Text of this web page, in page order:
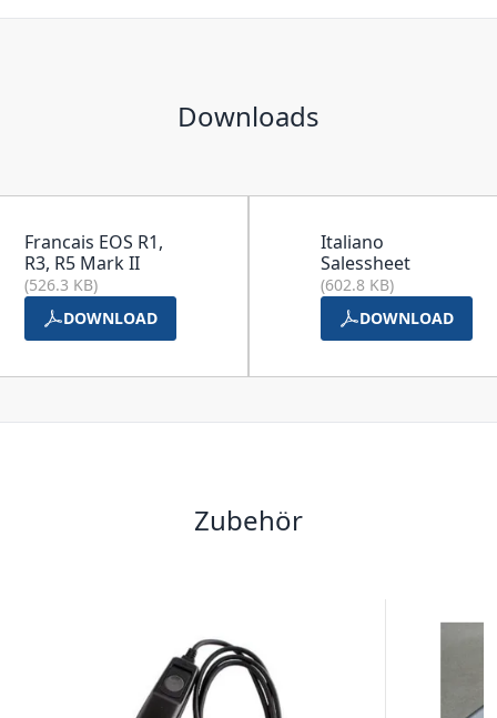
Downloads
Francais EOS R1,
R3, R5 Mark II
(526.3 KB)
DOWNLOAD
Italiano
Salessheet
(602.8 KB)
DOWNLOAD
Zubehör